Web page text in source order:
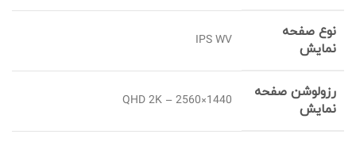
نوع صفحه
نمایش
IPS WV
رزولوشن صفحه
نمایش
QHD 2K – 2560×1440